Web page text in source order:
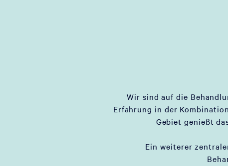
Wir sind auf die
Erfahrung in der
Gebiet genießt
Ein weiterer